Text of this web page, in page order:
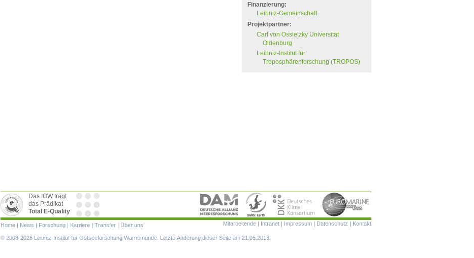
Finanzierung:
Leibniz-Gemeinschaft
Projektpartner:
Carl von Ossietzky Universität
Oldenburg
Leibniz-Institut für
Troposphärenforschung (TROPOS)
Das IOW trägt
das Prädikat
Total E-Quality
Navigation
Mitarbeitende | Intranet | Impressum | Datenschutz | Kontakt
Navigation
überspringen
Home | News | Forschung | Karriere | Transfer | Über uns
© 2008-2026 Leibniz-Institut für Ostseeforschung Warnemünde. Letzte Änderung dieser Seite am 21.05.2013.